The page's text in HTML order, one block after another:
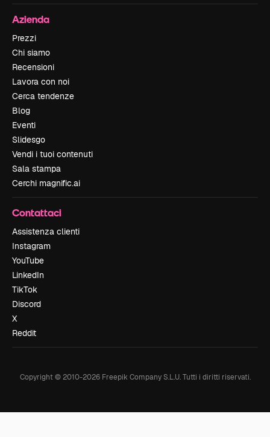
Azienda
Prezzi
Chi siamo
Recensioni
Lavora con noi
Cerca tendenze
Blog
Eventi
Slidesgo
Vendi i tuoi contenuti
Sala stampa
Cerchi magnific.ai
Contattaci
Assistenza clienti
Instagram
YouTube
LinkedIn
TikTok
Discord
X
Reddit
Copyright © 2010-2026Freepik Company S.L.U. Tutti i diritti riservati.